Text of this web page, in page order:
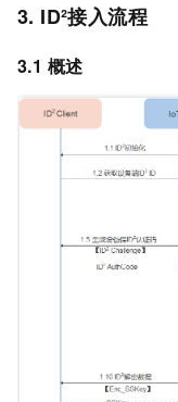
3. ID²接入流程
3.1 概述